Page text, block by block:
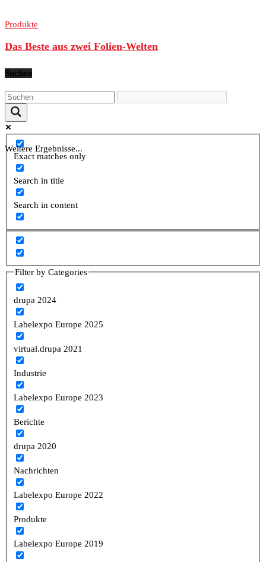
Produkte
Das Beste aus zwei Folien-Welten
Suchen
Weitere Ergebnisse...
Exact matches only
Search in title
Search in content
Filter by Categories
drupa 2024
Labelexpo Europe 2025
virtual.drupa 2021
Industrie
Labelexpo Europe 2023
Berichte
drupa 2020
Nachrichten
Labelexpo Europe 2022
Produkte
Labelexpo Europe 2019